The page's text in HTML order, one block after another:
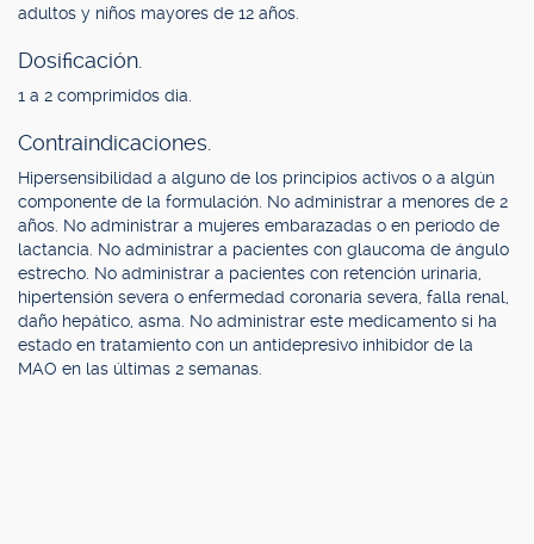
adultos y niños mayores de 12 años.
Dosificación.
1 a 2 comprimidos dia.
Contraindicaciones.
Hipersensibilidad a alguno de los principios activos o a algún
componente de la formulación. No administrar a menores de 2
años. No administrar a mujeres embarazadas o en período de
lactancia. No administrar a pacientes con glaucoma de ángulo
estrecho. No administrar a pacientes con retención urinaria,
hipertensión severa o enfermedad coronaria severa, falla renal,
daño hepático, asma. No administrar este medicamento si ha
estado en tratamiento con un antidepresivo inhibidor de la
MAO en las últimas 2 semanas.